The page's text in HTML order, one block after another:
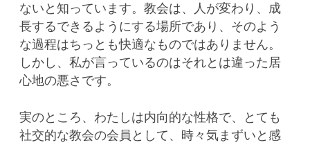
ないと知っています。教会は、人が変わり、成
長するできるようにする場所であり、そのよう
な過程はちっとも快適なものではありません。
しかし、私が言っているのはそれとは違った居
心地の悪さです。
実のところ、わたしは内向的な性格で、とても
社交的な教会の会員として、時々気まずいと感